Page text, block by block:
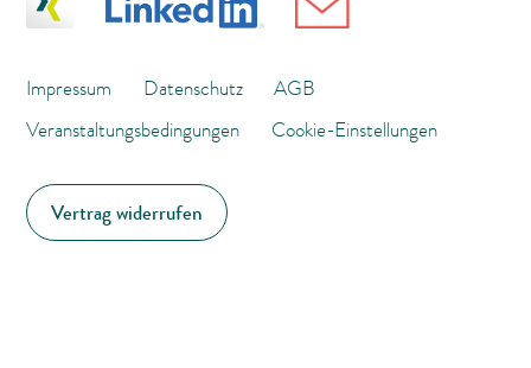
Impressum Datenschutz
AGB
Veranstaltungsbedingungen
Cookie-Einstellungen
Vertrag widerrufen